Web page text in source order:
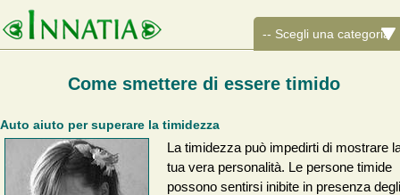
Come smettere di essere timido
Auto aiuto per superare la timidezza
La timidezza può impedirti di mostrare
tua vera personalità. Le persone timide
possono sentirsi inibite in presenza degli